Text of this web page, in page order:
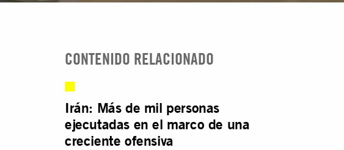
CONTENIDO RELACIONADO
Irán: Más de mil personas
ejecutadas en el marco de una
creciente ofensiva